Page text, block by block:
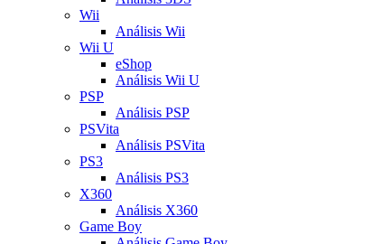
Wii
Análisis Wii
Wii U
eShop
Análisis Wii U
PSP
Análisis PSP
PSVita
Análisis PSVita
PS3
Análisis PS3
X360
Análisis X360
Game Boy